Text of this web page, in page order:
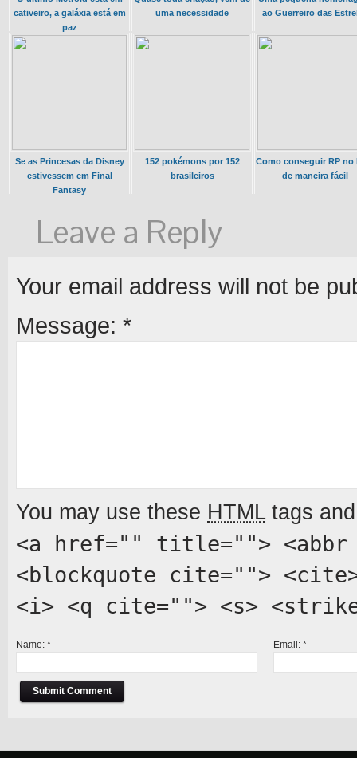
cativeiro, a galáxia está em
paz
uma necessidade
ao Guerreiro das
Se as Princesas da Disney
estivessem em Final
Fantasy
152 pokémons por 152
brasileiros
Como conseguir RP no
de maneira fácil
Leave a Reply
Your email address will not be
Message: *
You may use these HTMLtags
<a href="" title="">
<blockquote cite="">
<i> <q cite=""> <s>
Name: * Email:*